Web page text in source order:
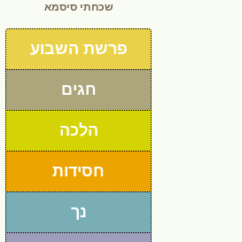
שכחתי סיסמא
פרשת השבוע
חגים
הלכה
חסידות
נך